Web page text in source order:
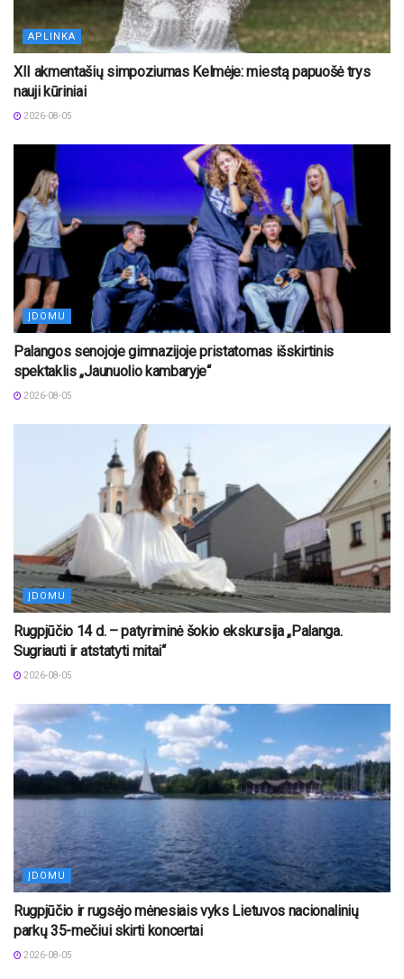
APLINKA
XII akmentašių simpoziumas Kelmėje: miestą papuošė trys
nauji kūriniai
2026-08-05
ĮDOMU
Palangos senojoje gimnazijoje pristatomas išskirtinis
spektaklis „Jaunuolio kambaryje“
2026-08-05
ĮDOMU
Rugpjūčio 14 d. – patyriminė šokio ekskursija „Palanga.
Sugriauti ir atstatyti mitai“
2026-08-05
ĮDOMU
Rugpjūčio ir rugsėjo mėnesiais vyks Lietuvos nacionalinių
parkų 35-mečiui skirti koncertai
2026-08-05